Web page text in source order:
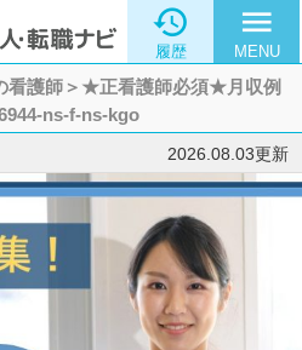

履歴
menu
MENU
看護師＞★正看護師必須★月収例
ns-f-ns-kgo
2026.08.03更新